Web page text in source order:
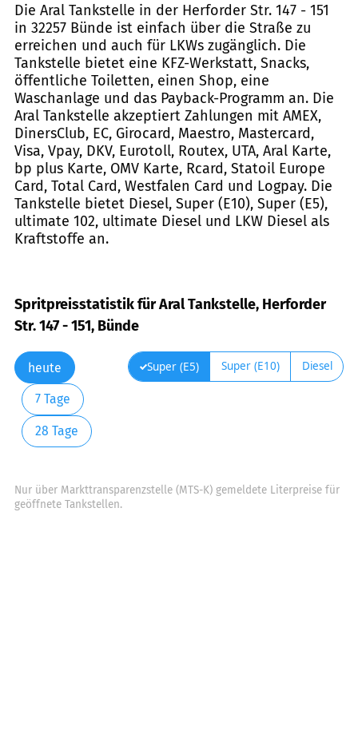
Die Aral Tankstelle in der Herforder Str. 147 - 151
in 32257 Bünde ist einfach über die Straße zu
erreichen und auch für LKWs zugänglich. Die
Tankstelle bietet eine KFZ-Werkstatt, Snacks,
öffentliche Toiletten, einen Shop, eine
Waschanlage und das Payback-Programm an. Die
Aral Tankstelle akzeptiert Zahlungen mit AMEX,
DinersClub, EC, Girocard, Maestro, Mastercard,
Visa, Vpay, DKV, Eurotoll, Routex, UTA, Aral Karte,
bp plus Karte, OMV Karte, Rcard, Statoil Europe
Card, Total Card, Westfalen Card und Logpay. Die
Tankstelle bietet Diesel, Super (E10), Super (E5),
ultimate 102, ultimate Diesel und LKW Diesel als
Kraftstoffe an.
Spritpreisstatistik für Aral Tankstelle, Herforder
Str. 147 - 151, Bünde
heute
7 Tage
28 Tage
Super (E5) Super (E10) Diesel
Nur über Markttransparenzstelle (MTS-K) gemeldete Literpreise für
geöffnete Tankstellen.